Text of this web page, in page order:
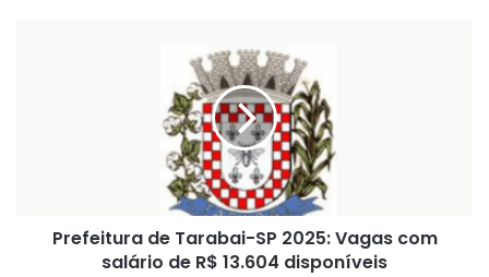
Prefeitura de Tarabai-SP 2025: Vagas com
salário de R$ 13.604 disponíveis